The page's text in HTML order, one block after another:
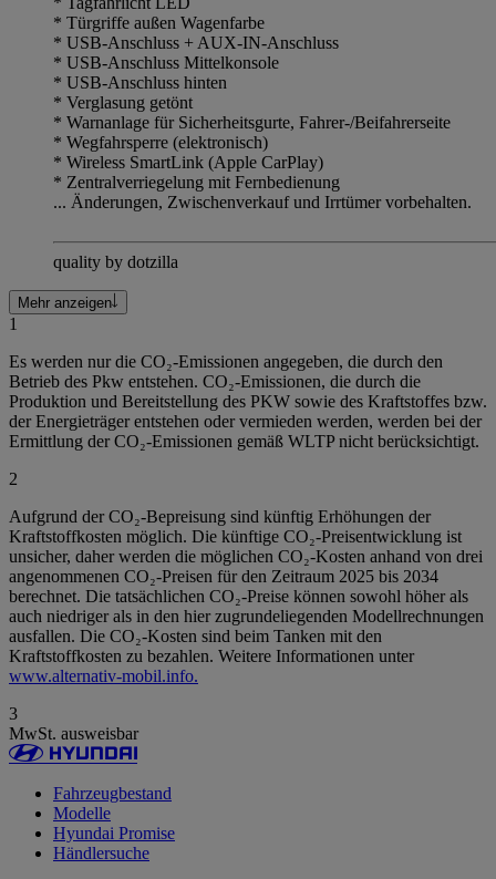
* Türgriffe außen Wagenfarbe
* USB-Anschluss + AUX-IN-Anschluss
* USB-Anschluss Mittelkonsole
* USB-Anschluss hinten
* Verglasung getönt
* Warnanlage für Sicherheitsgurte, Fahrer-/Beifahrerseite
* Wegfahrsperre (elektronisch)
* Wireless SmartLink (Apple CarPlay)
* Zentralverriegelung mit Fernbedienung
... Änderungen, Zwischenverkauf und Irrtümer vorbehalten.
quality by dotzilla
Mehr anzeigen
1
Es werden nur die CO₂-Emissionen angegeben, die durch den
Betrieb des Pkw entstehen. CO₂-Emissionen, die durch die
Produktion und Bereitstellung des PKW sowie des Kraftstoffes bzw.
der Energieträger entstehen oder vermieden werden, werden bei der
Ermittlung der CO₂-Emissionen gemäß WLTP nicht berücksichtigt.
2
Aufgrund der CO₂-Bepreisung sind künftig Erhöhungen der
Kraftstoffkosten möglich. Die künftige CO₂-Preisentwicklung ist
unsicher, daher werden die möglichen CO₂-Kosten anhand von drei
angenommenen CO₂-Preisen für den Zeitraum 2025 bis 2034
berechnet. Die tatsächlichen CO₂-Preise können sowohl höher als
auch niedriger als in den hier zugrundeliegenden Modellrechnungen
ausfallen. Die CO₂-Kosten sind beim Tanken mit den
Kraftstoffkosten zu bezahlen. Weitere Informationen unter
www.alternativ-mobil.info.
3
MwSt. ausweisbar
Fahrzeugbestand
Modelle
Hyundai Promise
Händlersuche